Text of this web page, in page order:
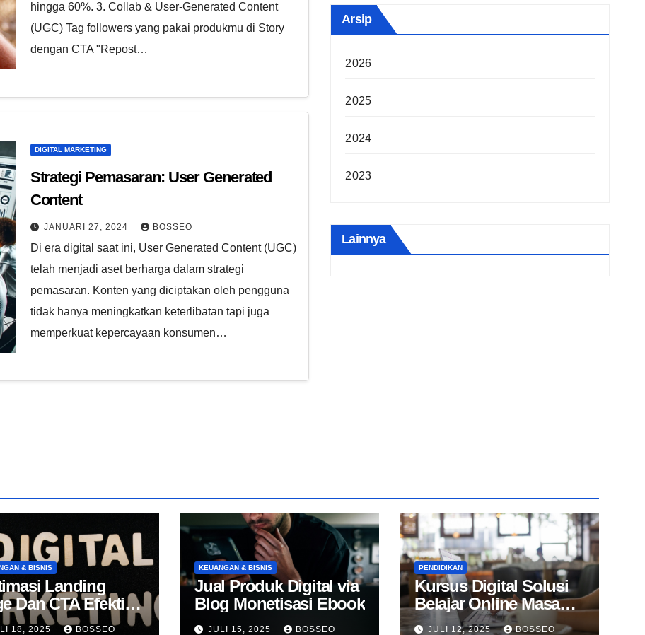
hingga 60%. 3. Collab & User-Generated Content
(UGC) Tag followers yang pakai produkmu di Story
dengan CTA "Repost…
DIGITAL MARKETING
Strategi Pemasaran: User Generated
Content
JANUARI 27, 2024 BOSSEO
Di era digital saat ini, User Generated Content (UGC)
telah menjadi aset berharga dalam strategi
pemasaran. Konten yang diciptakan oleh pengguna
tidak hanya meningkatkan keterlibatan tapi juga
memperkuat kepercayaan konsumen…
Arsip
2026
2025
2024
2023
Lainnya
& BISNIS
Landing
Dan CTA Efektif
Konversi
18, 2025 BOSSEO
KEUANGAN & BISNIS
Jual Produk Digital via
Blog Monetisasi Ebook
JULI 15, 2025 BOSSEO
PENDIDIKAN
Kursus Digital Solusi
Belajar Online Masa
KiniJULI 12, 2025 BOSSEO